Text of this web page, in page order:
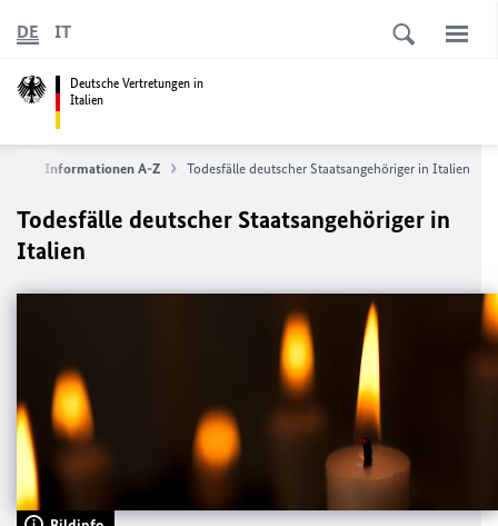
Deutsche Vertretungen in
Italien
DE IT
Informationen A-Z Todesfälle deutscher Staatsangehöriger in Italien
Todesfälle deutscher Staatsangehöriger in
Italien